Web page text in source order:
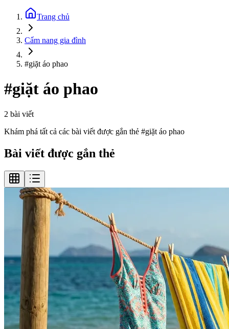
Trang chủ
Cẩm nang gia đình
#giặt áo phao
#giặt áo phao
2 bài viết
Khám phá tất cả các bài viết được gắn thẻ #giặt áo phao
Bài viết được gắn thẻ